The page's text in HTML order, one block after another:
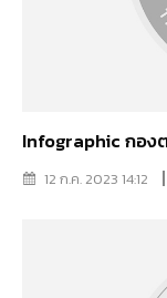
Infographic กอง
12 ก.ค. 2023 14:12